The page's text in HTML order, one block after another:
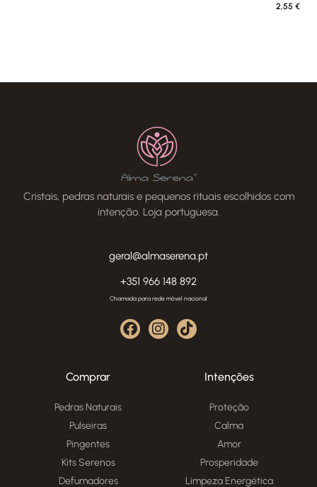
2,55 €
Cristais, pedras naturais e pequenos rituais escolhidos com
intenção. Loja portuguesa.
geral@almaserena.pt
+351 966 148 892
Chamada para rede móvel nacional
Comprar
Pedras Naturais
Pulseiras
Pingentes
Kits Serenos
Defumadores
Intenções
Proteção
Calma
Amor
Prosperidade
Limpeza Energética